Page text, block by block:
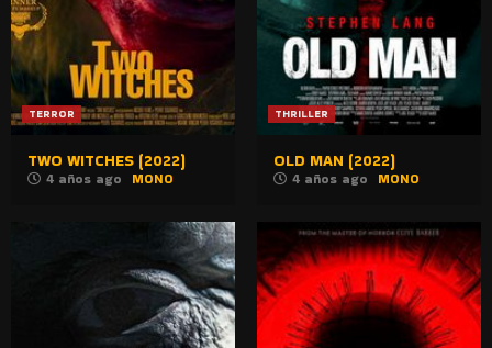
TERROR
TWO WITCHES (2022)
4 años ago MONO
THRILLER
OLD MAN (2022)
4 años ago MONO